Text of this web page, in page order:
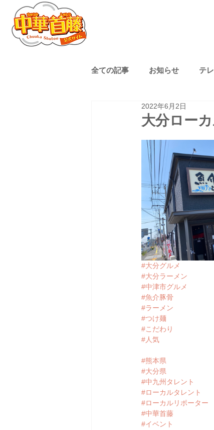
全ての記事 お知らせ テ
熊本ローカル 子育て
大分ロー
2022年6月2日
#大分グルメ
#大分ラーメン
#中津市グルメ
#魚介豚骨
#ラーメン
#つけ麺
#こだわり
#人気
#熊本県
#大分県
#中九州タレント
#ローカルタレント
#ローカルリポーター
#中華首藤
#イベント